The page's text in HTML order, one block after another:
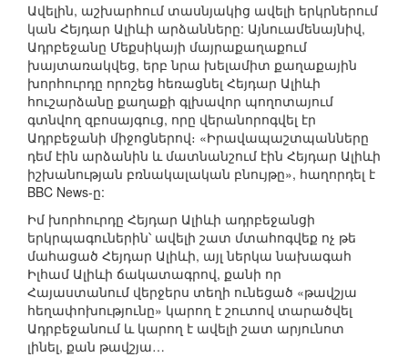
Ավելին, աշխարհում տասնյակից ավելի երկրներում
կան Հեյդար Ալիևի արձանները: Այնուամենայնիվ,
Ադրբեջանը Մեքսիկայի մայրաքաղաքում
խայտառակվեց, երբ նրա խելամիտ քաղաքային
խորհուրդը որոշեց հեռացնել Հեյդար Ալիևի
հուշարձանը քաղաքի գլխավոր պողոտայում
գտնվող զբոսայգուց, որը վերանորոգվել էր
Ադրբեջանի միջոցներով։ «Իրավապաշտպանները
դեմ էին արձանին և մատնանշում էին Հեյդար Ալիևի
իշխանության բռնակալական բնույթը», հաղորդել է
BBC News-ը:
Իմ խորհուրդը Հեյդար Ալիևի ադրբեջանցի
երկրպագուներին՝ ավելի շատ մտահոգվեք ոչ թե
մահացած Հեյդար Ալիևի, այլ ներկա նախագահ
Իլհամ Ալիևի ճակատագրով, քանի որ
Հայաստանում վերջերս տեղի ունեցած «թավշյա
հեղափոխությունը» կարող է շուտով տարածվել
Ադրբեջանում և կարող է ավելի շատ արյունոտ
լինել, քան թավշյա…